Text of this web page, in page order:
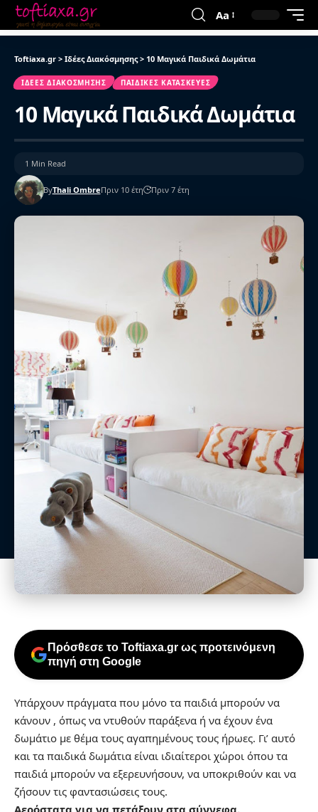
Aa
Toftiaxa.gr > Ιδέες Διακόσμησης> 10 Μαγικά Παιδικά Δωμάτια
ΙΔΈΕΣ ΔΙΑΚΌΣΜΗΣΗΣ ΠΑΙΔΙΚΈΣ ΚΑΤΑΣΚΕΥΈΣ
10 Μαγικά Παιδικά Δωμάτια
ByThali OmbreΠριν 10 έτη Πριν 7 έτη
1 Min Read
Πρόσθεσε το Toftiaxa.gr ως προτεινόμενη
πηγή στη Google
Υπάρχουν πράγματα που μόνο τα παιδιά μπορούν να
κάνουν , όπως να ντυθούν παράξενα ή να έχουν ένα
δωμάτιο με θέμα τους αγαπημένους τους ήρωες. Γι’ αυτό
και τα παιδικά δωμάτια είναι ιδιαίτεροι χώροι όπου τα
παιδιά μπορούν να εξερευνήσουν, να υποκριθούν και να
ζήσουν τις φαντασιώσεις τους.
Αερόστατα για να πετάξουν στα σύννεφα.